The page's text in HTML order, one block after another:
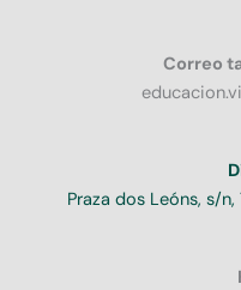
Correo
Praza dos Leóns, s/